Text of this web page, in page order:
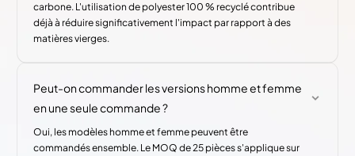
carbone. L'utilisation de polyester 100 % recyclé contribue
déjà à réduire significativement l'impact par rapport à des
matières vierges.
Peut-on commander les versions homme et femme
en une seule commande ?
Oui, les modèles homme et femme peuvent être
commandés ensemble. Le MOQ de 25 pièces s'applique sur